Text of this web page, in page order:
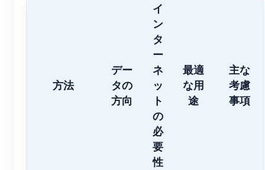
方法
デー
タの
方向
イ
ン
タ
ー
ネ
ッ
ト
の
必
要
性
最適
な用
途
主な
考慮
事項